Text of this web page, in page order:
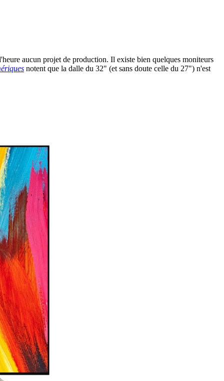
aucun projet de production. Il existe bien quelques moniteurs
notent que la dalle du 32" (et sans doute celle du 27") n'est